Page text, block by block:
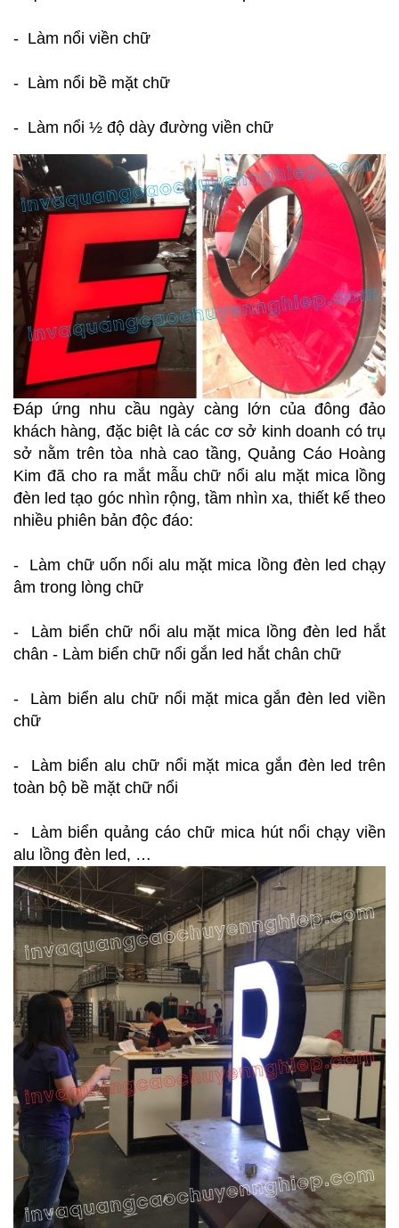
- Làm nổi viền chữ
- Làm nổi bề mặt chữ
- Làm nổi ½ độ dày đường viền chữ
Đáp ứng nhu cầu ngày càng lớn của đông đảo
khách hàng, đặc biệt là các cơ sở kinh doanh có trụ
sở nằm trên tòa nhà cao tầng, Quảng Cáo Hoàng
Kim đã cho ra mắt mẫu chữ nổi alu mặt mica lồng
đèn led tạo góc nhìn rộng, tầm nhìn xa, thiết kế theo
nhiều phiên bản độc đáo:
- Làm chữ uốn nổi alu mặt mica lồng đèn led chạy
âm trong lòng chữ
- Làm biển chữ nổi alu mặt mica lồng đèn led hắt
chân - Làm biển chữ nổi gắn led hắt chân chữ
- Làm biển alu chữ nổi mặt mica gắn đèn led viền
chữ
- Làm biển alu chữ nổi mặt mica gắn đèn led trên
toàn bộ bề mặt chữ nổi
- Làm biển quảng cáo chữ mica hút nổi chạy viền
alu lồng đèn led, …